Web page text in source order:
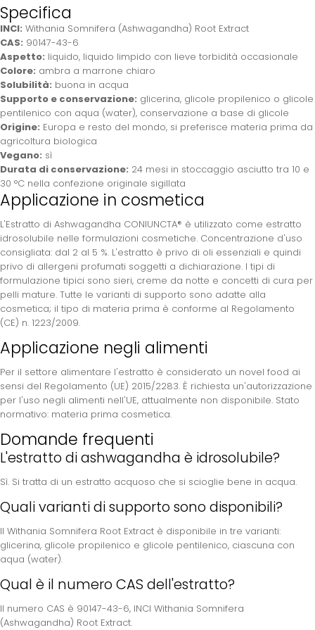
Specifica
INCI: Withania Somnifera (Ashwagandha) Root Extract
CAS: 90147-43-6
Aspetto: liquido, liquido limpido con lieve torbidità occasionale
Colore: ambra a marrone chiaro
Solubilità: buona in acqua
Supporto e conservazione: glicerina, glicole propilenico o glicole
pentilenico con aqua (water), conservazione a base di glicole
Origine: Europa e resto del mondo, si preferisce materia prima da
agricoltura biologica
Vegano: sì
Durata di conservazione: 24 mesi in stoccaggio asciutto tra 10 e
30 °C nella confezione originale sigillata
Applicazione in cosmetica
L'Estratto di Ashwagandha CONIUNCTA® è utilizzato come estratto
idrosolubile nelle formulazioni cosmetiche. Concentrazione d'uso
consigliata: dal 2 al 5 %. L'estratto è privo di oli essenziali e quindi
privo di allergeni profumati soggetti a dichiarazione. I tipi di
formulazione tipici sono sieri, creme da notte e concetti di cura per
pelli mature. Tutte le varianti di supporto sono adatte alla
cosmetica; il tipo di materia prima è conforme al Regolamento
(CE) n. 1223/2009.
Applicazione negli alimenti
Per il settore alimentare l'estratto è considerato un novel food ai
sensi del Regolamento (UE) 2015/2283. È richiesta un'autorizzazione
per l'uso negli alimenti nell'UE, attualmente non disponibile. Stato
normativo: materia prima cosmetica.
Domande frequenti
L'estratto di ashwagandha è idrosolubile?
Sì. Si tratta di un estratto acquoso che si scioglie bene in acqua.
Quali varianti di supporto sono disponibili?
Il Withania Somnifera Root Extract è disponibile in tre varianti:
glicerina, glicole propilenico e glicole pentilenico, ciascuna con
aqua (water).
Qual è il numero CAS dell'estratto?
Il numero CAS è 90147-43-6, INCI Withania Somnifera
(Ashwagandha) Root Extract.